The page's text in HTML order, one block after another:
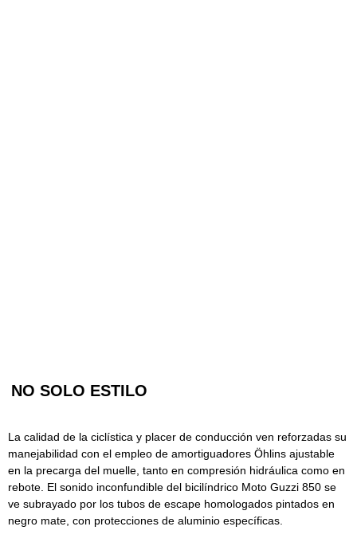
NO SOLO ESTILO
La calidad de la ciclística y placer de conducción ven reforzadas su
manejabilidad con el empleo de amortiguadores Öhlins ajustable
en la precarga del muelle, tanto en compresión hidráulica como en
rebote. El sonido inconfundible del bicilíndrico Moto Guzzi 850 se
ve subrayado por los tubos de escape homologados pintados en
negro mate, con protecciones de aluminio específicas.